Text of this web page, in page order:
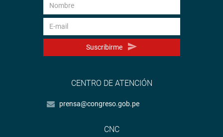
Suscribirme
CENTRO DE ATENCIÓN
prensa@congreso.gob.pe
CNC